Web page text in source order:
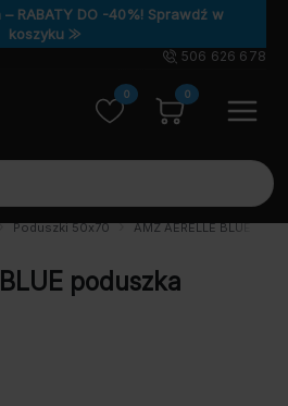
RABATY DO -40%! Sprawdź w
koszyku ⨠
506 626 678
0 0
Poduszki 50x70 AMZ AERELLE BLUE
poduszka